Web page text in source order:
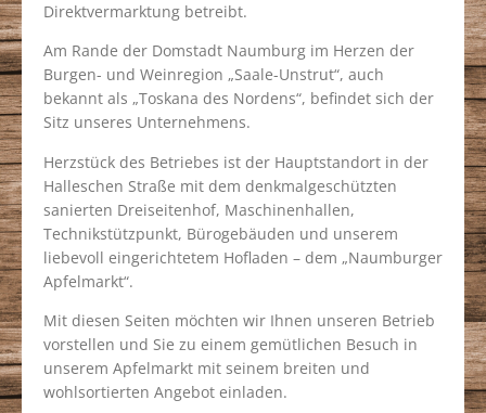
Direktvermarktung betreibt.
Am Rande der Domstadt Naumburg im Herzen der
Burgen- und Weinregion „Saale-Unstrut“, auch
bekannt als „Toskana des Nordens“, befindet sich der
Sitz unseres Unternehmens.
Herzstück des Betriebes ist der Hauptstandort in der
Halleschen Straße mit dem denkmalgeschützten
sanierten Dreiseitenhof, Maschinenhallen,
Technikstützpunkt, Bürogebäuden und unserem
liebevoll eingerichtetem Hofladen – dem „Naumburger
Apfelmarkt“.
Mit diesen Seiten möchten wir Ihnen unseren Betrieb
vorstellen und Sie zu einem gemütlichen Besuch in
unserem Apfelmarkt mit seinem breiten und
wohlsortierten Angebot einladen.